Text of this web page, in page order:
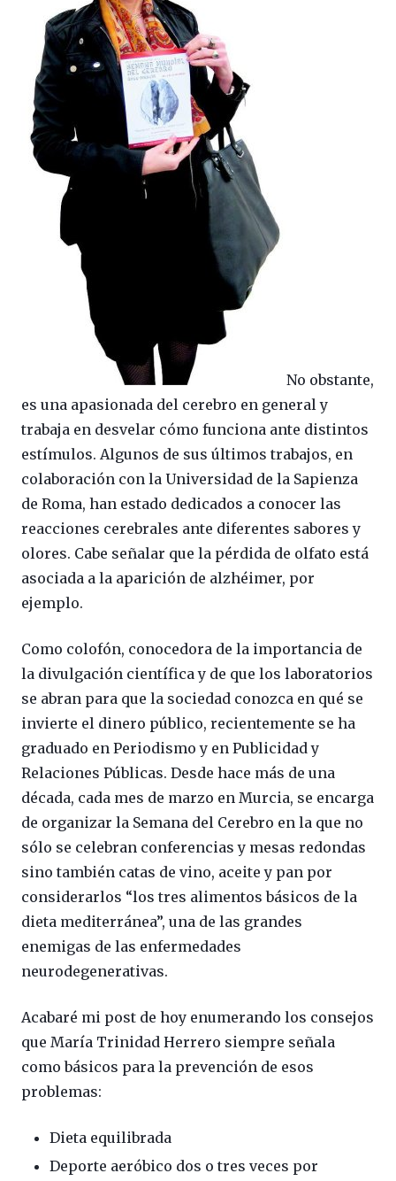
No obstante,
es una apasionada del cerebro en general y
trabaja en desvelar cómo funciona ante distintos
estímulos. Algunos de sus últimos trabajos, en
colaboración con la Universidad de la Sapienza
de Roma, han estado dedicados a conocer las
reacciones cerebrales ante diferentes sabores y
olores. Cabe señalar que la pérdida de olfato está
asociada a la aparición de alzhéimer, por
ejemplo.
Como colofón, conocedora de la importancia de
la divulgación científica y de que los laboratorios
se abran para que la sociedad conozca en qué se
invierte el dinero público, recientemente se ha
graduado en Periodismo y en Publicidad y
Relaciones Públicas. Desde hace más de una
década, cada mes de marzo en Murcia, se encarga
de organizar la Semana del Cerebro en la que no
sólo se celebran conferencias y mesas redondas
sino también catas de vino, aceite y pan por
considerarlos “los tres alimentos básicos de la
dieta mediterránea”, una de las grandes
enemigas de las enfermedades
neurodegenerativas.
Acabaré mi post de hoy enumerando los consejos
que María Trinidad Herrero siempre señala
como básicos para la prevención de esos
problemas:
Dieta equilibrada
Deporte aeróbico dos o tres veces por